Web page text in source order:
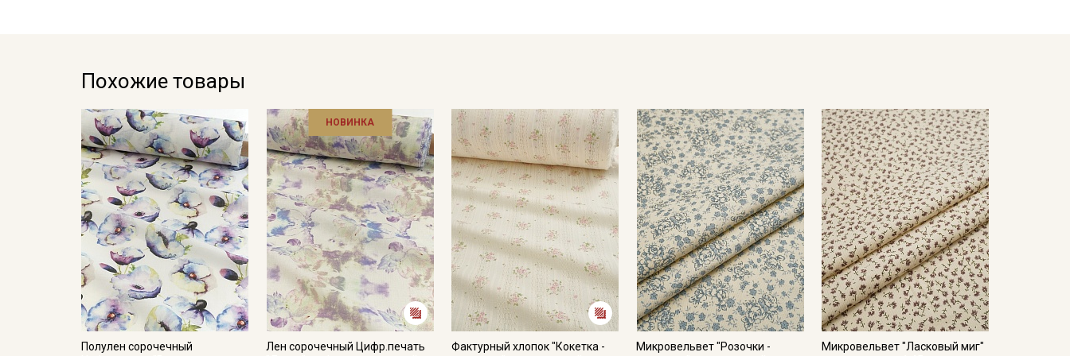
Похожие товары
Полулен сорочечный
НОВИНКА
Лен сорочечный Цифр.печать
Фактурный хлопок "Кокетка -
Микровельвет "Розочки -
Микровельвет "Ласковый миг"